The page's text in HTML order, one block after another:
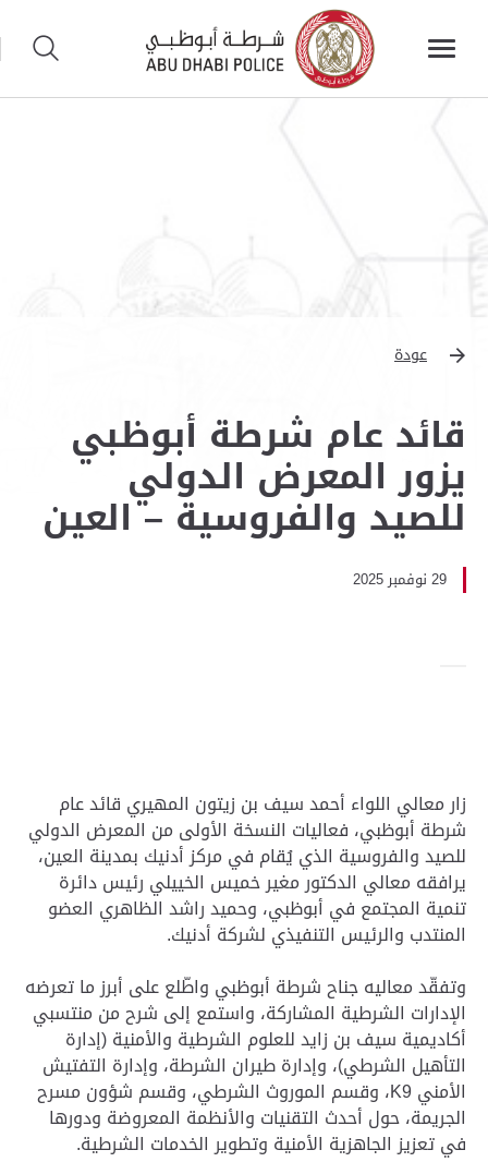
عودة
قائد عام شرطة أبوظبي
يزور المعرض الدولي
للصيد والفروسية – العين
29 نوفمبر 2025
زار معالي اللواء أحمد سيف بن زيتون المهيري قائد عام
شرطة أبوظبي، فعاليات النسخة الأولى من المعرض الدولي
للصيد والفروسية الذي يُقام في مركز أدنيك بمدينة العين،
يرافقه معالي الدكتور مغير خميس الخييلي رئيس دائرة
تنمية المجتمع في أبوظبي، وحميد راشد الظاهري العضو
المنتدب والرئيس التنفيذي لشركة أدنيك.
وتفقّد معاليه جناح شرطة أبوظبي واطّلع على أبرز ما تعرضه
الإدارات الشرطية المشاركة، واستمع إلى شرح من منتسبي
أكاديمية سيف بن زايد للعلوم الشرطية والأمنية (إدارة
التأهيل الشرطي)، وإدارة طيران الشرطة، وإدارة التفتيش
الأمني K9، وقسم الموروث الشرطي، وقسم شؤون مسرح
الجريمة، حول أحدث التقنيات والأنظمة المعروضة ودورها
في تعزيز الجاهزية الأمنية وتطوير الخدمات الشرطية.